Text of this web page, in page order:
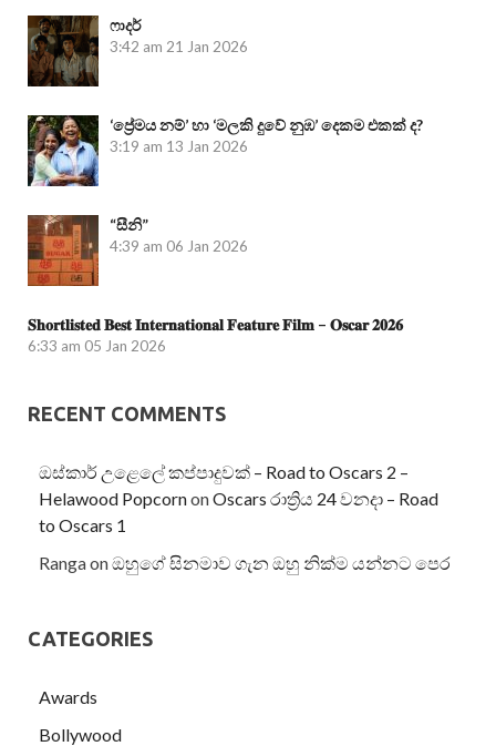
ෆාදර්
3:42 am 21 Jan 2026
‘ප්‍රේමය නම්’ හා ‘මලකි දුවේ නුඹ’ දෙකම එකක් ද?
3:19 am 13 Jan 2026
“සීනි”
4:39 am 06 Jan 2026
𝐒𝐡𝐨𝐫𝐭𝐥𝐢𝐬𝐭𝐞𝐝 𝐁𝐞𝐬𝐭 𝐈𝐧𝐭𝐞𝐫𝐧𝐚𝐭𝐢𝐨𝐧𝐚𝐥 𝐅𝐞𝐚𝐭𝐮𝐫𝐞 𝐅𝐢𝐥𝐦 – 𝐎𝐬𝐜𝐚𝐫 𝟐𝟎𝟐𝟔
6:33 am 05 Jan 2026
RECENT COMMENTS
ඔස්කාර් උළෙලේ කප්පාදුවක් – Road to Oscars 2 –
Helawood PopcornonOscars රාත්‍රිය 24 වනදා – Road
to Oscars 1
Rangaonඔහුගේ සිනමාව ගැන ඔහු නික්ම යන්නට පෙර
CATEGORIES
Awards
Bollywood